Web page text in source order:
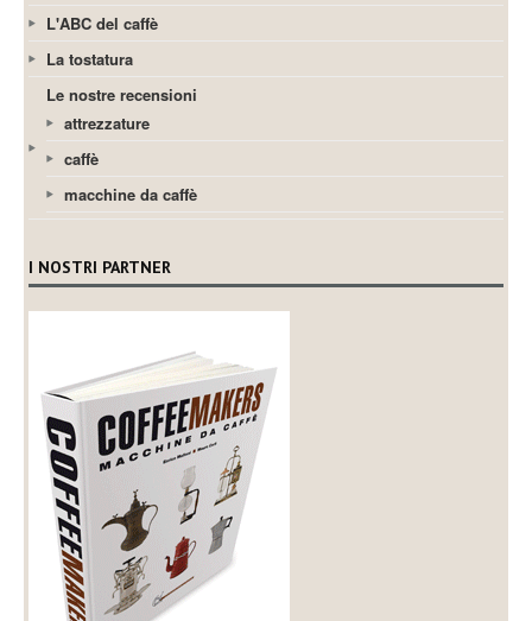
L'ABC del caffè
La tostatura
Le nostre recensioni
attrezzature
caffè
macchine da caffè
I NOSTRI PARTNER